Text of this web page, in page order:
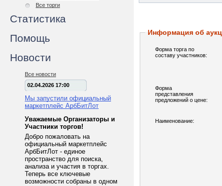
Все торги
Статистика
Помощь
Новости
Все новости
02.04.2026 17:00
Мы запустили официальный
маркетплейс АрбБитЛот
Уважаемые Организаторы и
Участники торгов!
Добро пожаловать на
официальный маркетплейс
АрбБитЛот - единое
пространство для поиска,
анализа и участия в торгах.
Теперь все ключевые
возможности собраны в одном
Информация об
Форма торга по
составу участников:
Форма
представления
предложений о цене:
Наименование: